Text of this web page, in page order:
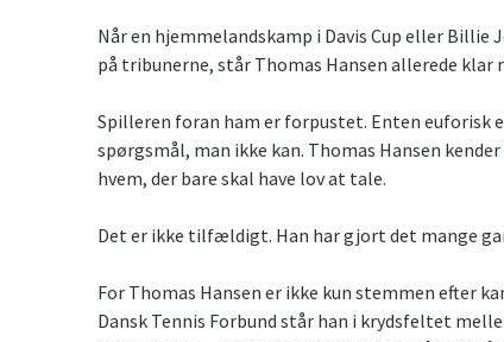
Når en hjemmelandskamp i Davis Cup eller
på tribunerne, står Thomas Hansen allerede klar
Spilleren foran ham er forpustet. Enten euforisk
spørgsmål, man ikke kan. Thomas Hansen
hvem, der bare skal have lov at tale.
Det er ikke tilfældigt. Han har gjort det mange
For Thomas Hansen er ikke kun stemmen efter
Dansk Tennis Forbund står han i krydsfeltet